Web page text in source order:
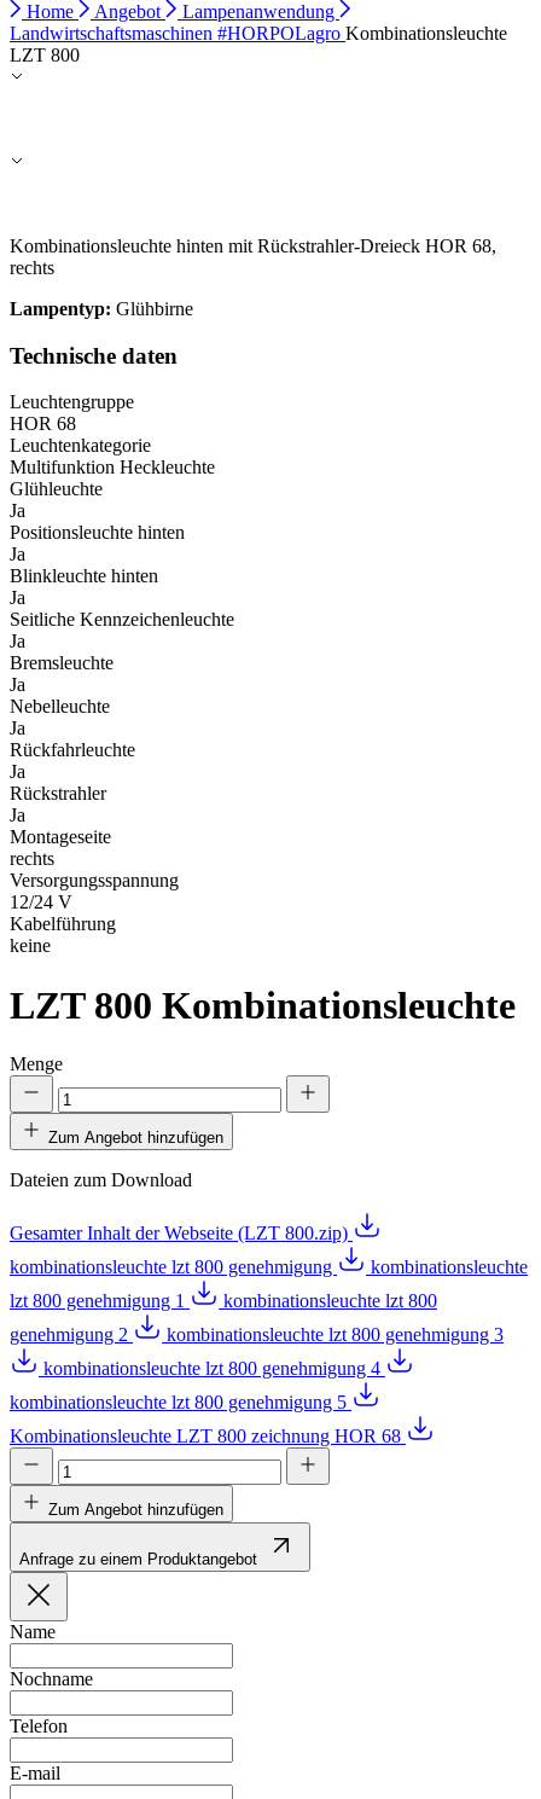
Home
Angebot
Lampenanwendung
Landwirtschaftsmaschinen #HORPOLagro Kombinationsleuchte
LZT 800
Kombinationsleuchte hinten mit Rückstrahler-Dreieck HOR 68,
rechts
Lampentyp: Glühbirne
Technische daten
Leuchtengruppe
HOR 68
Leuchtenkategorie
Multifunktion Heckleuchte
Glühleuchte
Ja
Positionsleuchte hinten
Ja
Blinkleuchte hinten
Ja
Seitliche Kennzeichenleuchte
Ja
Bremsleuchte
Ja
Nebelleuchte
Ja
Rückfahrleuchte
Ja
Rückstrahler
Ja
Montageseite
rechts
Versorgungsspannung
12/24 V
Kabelführung
keine
LZT 800 Kombinationsleuchte
Menge
Zum Angebot hinzufügen
Dateien zum Download
Gesamter Inhalt der Webseite (LZT 800.zip)
kombinationsleuchte lzt 800 genehmigung
kombinationsleuchte
lzt 800 genehmigung 1
kombinationsleuchte lzt 800
genehmigung 2
kombinationsleuchte lzt 800 genehmigung 3
kombinationsleuchte lzt 800 genehmigung 4
kombinationsleuchte lzt 800 genehmigung 5
Kombinationsleuchte LZT 800 zeichnung HOR 68
Zum Angebot hinzufügen
Anfrage zu einem Produktangebot
Name
Nochname
Telefon
E-mail